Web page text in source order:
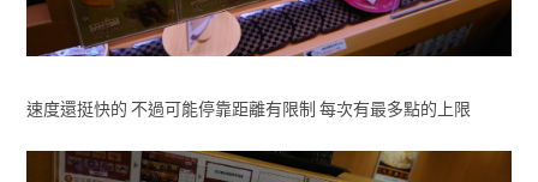
速度還挺快的 不過可能停靠距離有限制 每次有最多點的上限